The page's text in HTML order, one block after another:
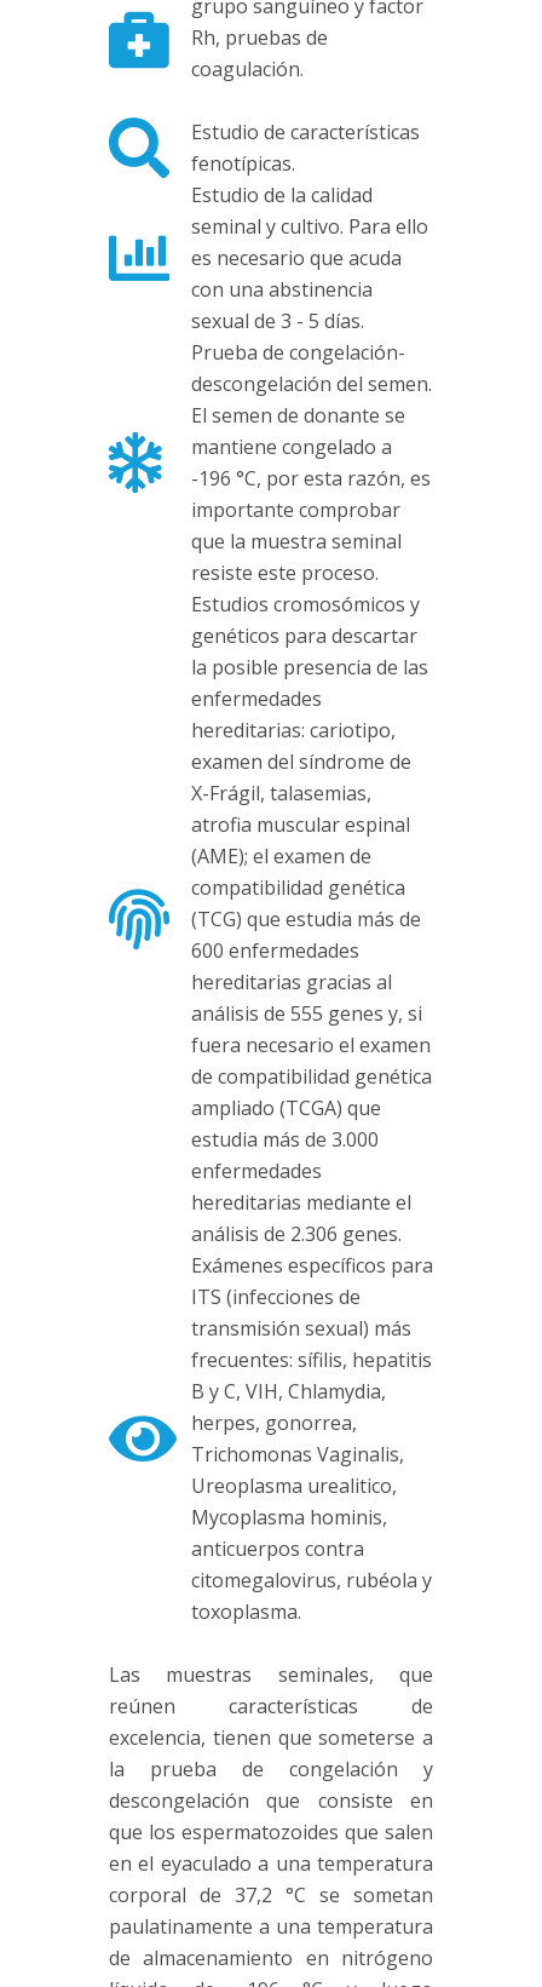
grupo sanguíneo y factor
Rh, pruebas de
coagulación.
Estudio de características
fenotípicas.
Estudio de la calidad
seminal y cultivo. Para ello
es necesario que acuda
con una abstinencia
sexual de 3 - 5 días.
Prueba de congelación-
descongelación del semen.
El semen de donante se
mantiene congelado a
-196 °C, por esta razón, es
importante comprobar
que la muestra seminal
resiste este proceso.
Estudios cromosómicos y
genéticos para descartar
la posible presencia de las
enfermedades
hereditarias: cariotipo,
examen del síndrome de
X-Frágil, talasemias,
atrofia muscular espinal
(AME); el examen de
compatibilidad genética
(TCG) que estudia más de
600 enfermedades
hereditarias gracias al
análisis de 555 genes y, si
fuera necesario el examen
de compatibilidad genética
ampliado (TCGA) que
estudia más de 3.000
enfermedades
hereditarias mediante el
análisis de 2.306 genes.
Exámenes específicos para
ITS (infecciones de
transmisión sexual) más
frecuentes: sífilis, hepatitis
B y C, VIH, Chlamydia,
herpes, gonorrea,
Trichomonas Vaginalis,
Ureoplasma urealitico,
Mycoplasma hominis,
anticuerpos contra
citomegalovirus, rubéola y
toxoplasma.
Las muestras seminales, que
reúnen características de
excelencia, tienen que someterse a
la prueba de congelación y
descongelación que consiste en
que los espermatozoides que salen
en el eyaculado a una temperatura
corporal de 37,2 °C se sometan
paulatinamente a una temperatura
de almacenamiento en nitrógeno